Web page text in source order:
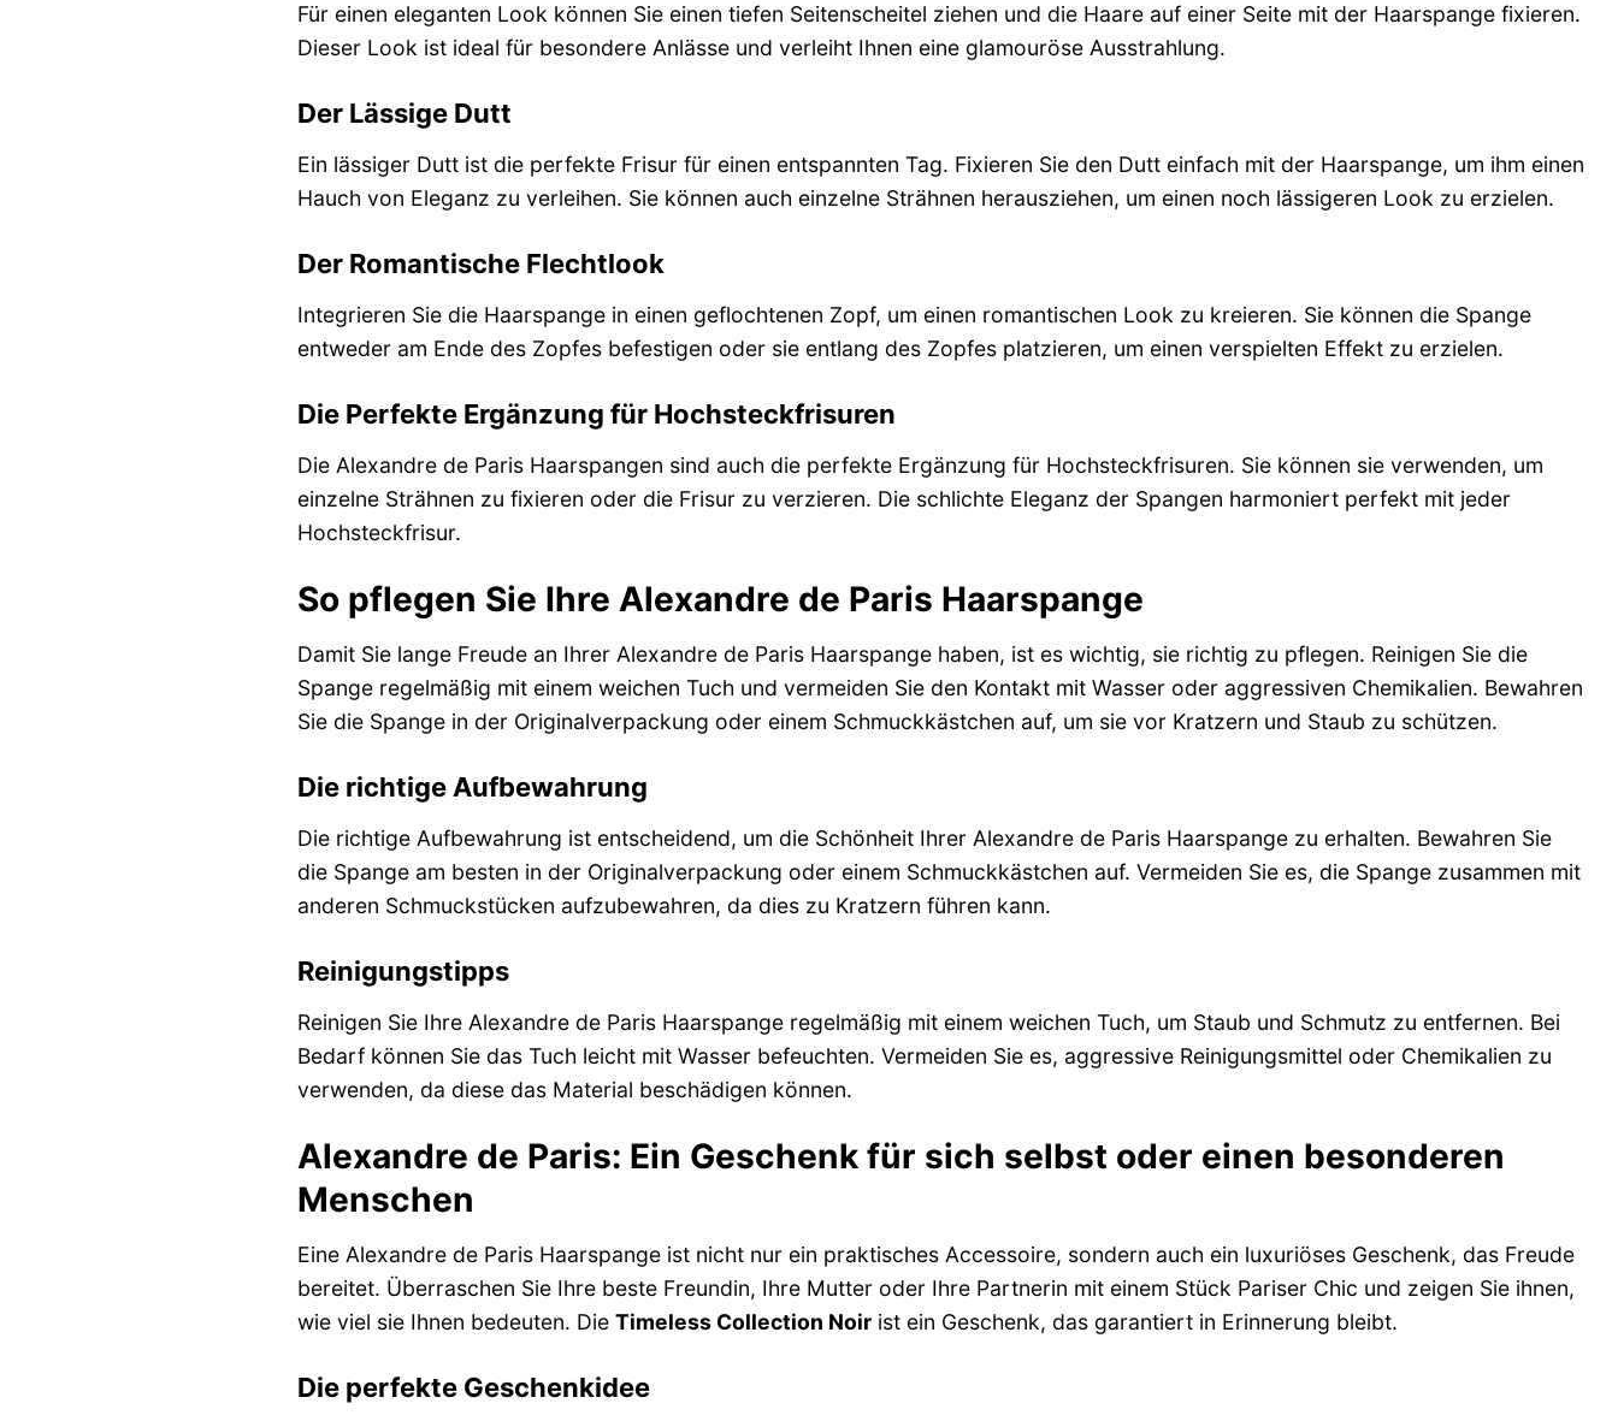
Für einen eleganten Look können Sie einen tiefen Seitenscheitel ziehen und die Haare auf einer Seite mit der Haarspange fixieren.
Dieser Look ist ideal für besondere Anlässe und verleiht Ihnen eine glamouröse Ausstrahlung.
Der Lässige Dutt
Ein lässiger Dutt ist die perfekte Frisur für einen entspannten Tag. Fixieren Sie den Dutt einfach mit der Haarspange, um ihm einen
Hauch von Eleganz zu verleihen. Sie können auch einzelne Strähnen herausziehen, um einen noch lässigeren Look zu erzielen.
Der Romantische Flechtlook
Integrieren Sie die Haarspange in einen geflochtenen Zopf, um einen romantischen Look zu kreieren. Sie können die Spange
entweder am Ende des Zopfes befestigen oder sie entlang des Zopfes platzieren, um einen verspielten Effekt zu erzielen.
Die Perfekte Ergänzung für Hochsteckfrisuren
Die Alexandre de Paris Haarspangen sind auch die perfekte Ergänzung für Hochsteckfrisuren. Sie können sie verwenden, um
einzelne Strähnen zu fixieren oder die Frisur zu verzieren. Die schlichte Eleganz der Spangen harmoniert perfekt mit jeder
Hochsteckfrisur.
So pflegen Sie Ihre Alexandre de Paris Haarspange
Damit Sie lange Freude an Ihrer Alexandre de Paris Haarspange haben, ist es wichtig, sie richtig zu pflegen. Reinigen Sie die
Spange regelmäßig mit einem weichen Tuch und vermeiden Sie den Kontakt mit Wasser oder aggressiven Chemikalien. Bewahren
Sie die Spange in der Originalverpackung oder einem Schmuckkästchen auf, um sie vor Kratzern und Staub zu schützen.
Die richtige Aufbewahrung
Die richtige Aufbewahrung ist entscheidend, um die Schönheit Ihrer Alexandre de Paris Haarspange zu erhalten. Bewahren Sie
die Spange am besten in der Originalverpackung oder einem Schmuckkästchen auf. Vermeiden Sie es, die Spange zusammen mit
anderen Schmuckstücken aufzubewahren, da dies zu Kratzern führen kann.
Reinigungstipps
Reinigen Sie Ihre Alexandre de Paris Haarspange regelmäßig mit einem weichen Tuch, um Staub und Schmutz zu entfernen. Bei
Bedarf können Sie das Tuch leicht mit Wasser befeuchten. Vermeiden Sie es, aggressive Reinigungsmittel oder Chemikalien zu
verwenden, da diese das Material beschädigen können.
Alexandre de Paris: Ein Geschenk für sich selbst oder einen besonderen
Menschen
Eine Alexandre de Paris Haarspange ist nicht nur ein praktisches Accessoire, sondern auch ein luxuriöses Geschenk, das Freude
bereitet. Überraschen Sie Ihre beste Freundin, Ihre Mutter oder Ihre Partnerin mit einem Stück Pariser Chic und zeigen Sie ihnen,
wie viel sie Ihnen bedeuten. Die Timeless Collection Noir ist ein Geschenk, das garantiert in Erinnerung bleibt.
Die perfekte Geschenkidee